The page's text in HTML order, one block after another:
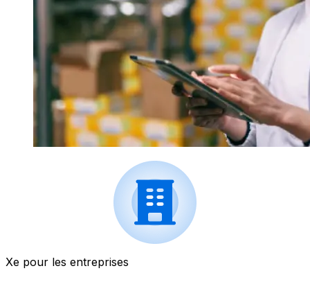
Xe pour les entreprises